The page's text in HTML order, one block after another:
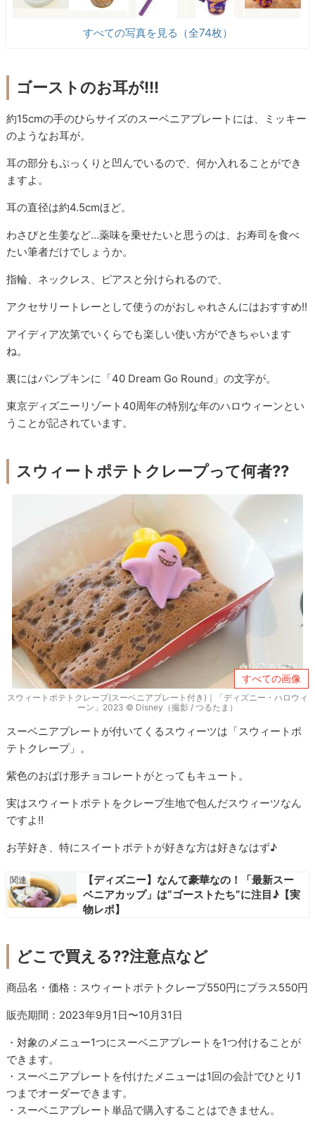
すべての写真を見る（全74枚）
ゴーストのお耳が!!!
約15cmの手のひらサイズのスーベニアプレートには、ミッキー
のようなお耳が。
耳の部分もぷっくりと凹んでいるので、何か入れることができ
ますよ。
耳の直径は約4.5cmほど。
わさびと生姜など…薬味を乗せたいと思うのは、お寿司を食べ
たい筆者だけでしょうか。
指輪、ネックレス、ピアスと分けられるので、
アクセサリートレーとして使うのがおしゃれさんにはおすすめ!!
アイディア次第でいくらでも楽しい使い方ができちゃいます
ね。
裏にはパンプキンに「40 Dream Go Round」の文字が。
東京ディズニーリゾート40周年の特別な年のハロウィーンとい
うことが記されています。
スウィートポテトクレープって何者??
すべての画像
スウィートポテトクレープ(スーベニアプレート付き)｜「ディズニー・ハロウィ
ーン」2023 © Disney（撮影 / つるたま）
スーベニアプレートが付いてくるスウィーツは「スウィートポ
テトクレープ」。
紫色のおばけ形チョコレートがとってもキュート。
実はスウィートポテトをクレープ生地で包んだスウィーツなん
ですよ!!
お芋好き、特にスイートポテトが好きな方は好きなはず♪
【ディズニー】なんて豪華なの！「最新スー
ベニアカップ」は“ゴーストたち”に注目♪【実
物レポ】
どこで買える??注意点など
商品名・価格： スウィートポテトクレープ550円にプラス550円
販売期間：2023年9月1日〜10月31日
・対象のメニュー1つにスーベニアプレートを1つ付けることが
できます。
・スーベニアプレートを付けたメニューは1回の会計でひとり1
つまでオーダーできます。
・スーベニアプレート単品で購入することはできません。